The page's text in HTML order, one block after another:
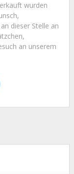
wurden
dieser Stelle an
an unserem